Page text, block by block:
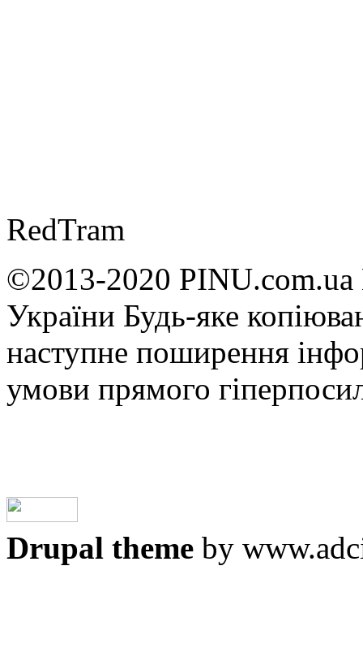
RedTram
©2013-2020 PINU.com.ua
України Будь-яке
наступне поширення
умови прямого
Drupal theme by